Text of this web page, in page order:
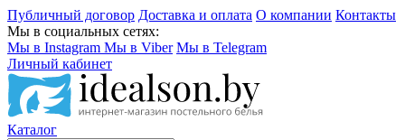
Публичный договор Доставка и оплата О компании Контакты
Мы в социальных сетях:
Мы в Instagram Мы в Viber Мы в Telegram
Личный кабинет
Каталог